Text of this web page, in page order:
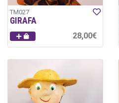
TM027
GIRAFA
28,00€